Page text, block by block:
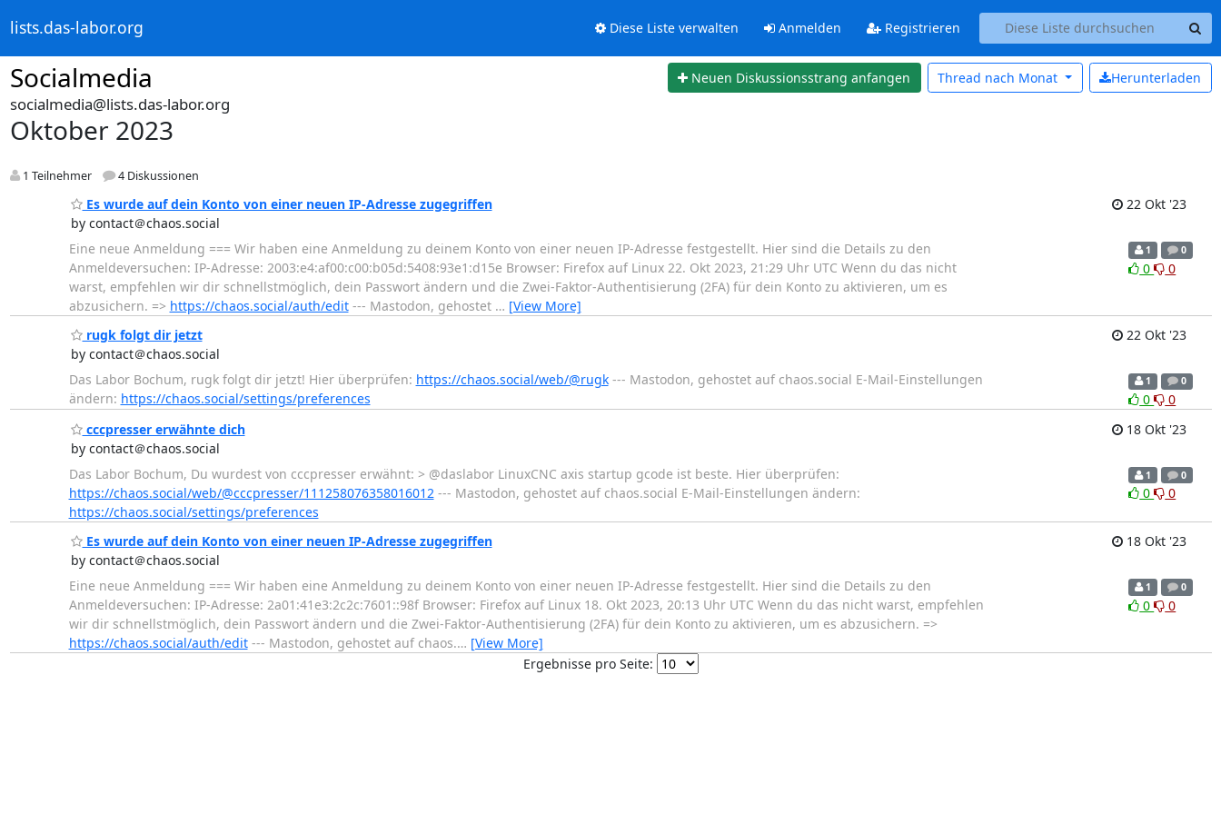
lists.das-labor.org Diese Liste verwalten Anmelden Registrieren
Socialmedia Neuen Diskussionsstrang anfangen Herunterladen
Thread nach Monat
socialmedia@lists.das-labor.org
Oktober 2023
1 Teilnehmer 4 Diskussionen
Es wurde auf dein Konto von einer neuen IP-Adresse zugegriffen
by contact＠chaos.social
22 Okt '23
Eine neue Anmeldung === Wir haben eine Anmeldung zu deinem Konto von einer neuen IP-Adresse festgestellt. Hier sind die Details zu den
Anmeldeversuchen: IP-Adresse: 2003:e4:af00:c00:b05d:5408:93e1:d15e Browser: Firefox auf Linux 22. Okt 2023, 21:29 Uhr UTC Wenn du das nicht
warst, empfehlen wir dir schnellstmöglich, dein Passwort ändern und die Zwei-Faktor-Authentisierung (2FA) für dein Konto zu aktivieren, um es
abzusichern. => https://chaos.social/auth/edit--- Mastodon, gehostet … [View More]
1 0
0 0
rugk folgt dir jetzt
by contact＠chaos.social
22 Okt '23
Das Labor Bochum, rugk folgt dir jetzt! Hier überprüfen: https://chaos.social/web/@rugk--- Mastodon, gehostet auf chaos.social E-Mail-Einstellungen
ändern: https://chaos.social/settings/preferences
1 0
0
0
cccpresser erwähnte dich
by contact＠chaos.social
18 Okt '23
Das Labor Bochum, Du wurdest von cccpresser erwähnt: > @daslabor LinuxCNC axis startup gcode ist beste. Hier überprüfen:
https://chaos.social/web/@cccpresser/111258076358016012 --- Mastodon, gehostet auf chaos.social E-Mail-Einstellungen ändern:
https://chaos.social/settings/preferences
1 0
0 0
Es wurde auf dein Konto von einer neuen IP-Adresse zugegriffen
by contact＠chaos.social
18 Okt '23
Eine neue Anmeldung === Wir haben eine Anmeldung zu deinem Konto von einer neuen IP-Adresse festgestellt. Hier sind die Details zu den
Anmeldeversuchen: IP-Adresse: 2a01:41e3:2c2c:7601::98f Browser: Firefox auf Linux 18. Okt 2023, 20:13 Uhr UTC Wenn du das nicht warst, empfehlen
wir dir schnellstmöglich, dein Passwort ändern und die Zwei-Faktor-Authentisierung (2FA) für dein Konto zu aktivieren, um es abzusichern. =>
https://chaos.social/auth/edit--- Mastodon, gehostet auf chaos.… [View More]
1 0
0 0
Ergebnisse pro Seite: